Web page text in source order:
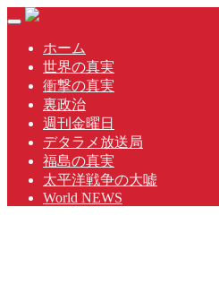
Skip
content
Toggle
navigationホーム
世界の真実
衝撃の真実
裏政治
週刊金曜日
デタラメ放送局
福島の真実
太平洋戦争の大嘘
World NEWS